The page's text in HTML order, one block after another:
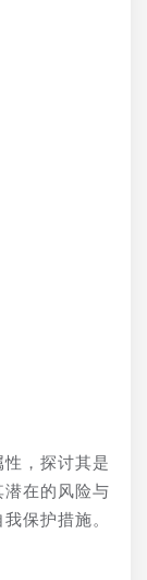
，探讨其是
在的风险与
保护措施。